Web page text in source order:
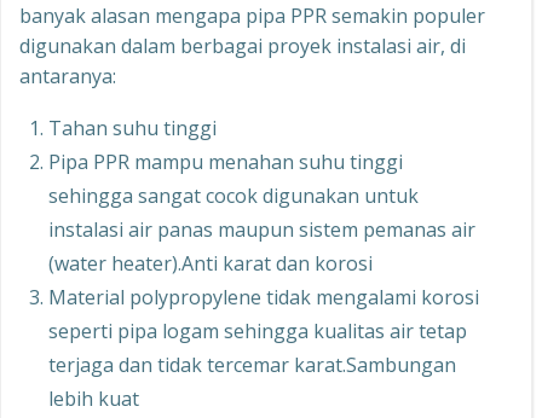
banyak alasan mengapa pipa PPR semakin populer
digunakan dalam berbagai proyek instalasi air, di
antaranya:
Tahan suhu tinggi
Pipa PPR mampu menahan suhu tinggi
sehingga sangat cocok digunakan untuk
instalasi air panas maupun sistem pemanas air
(water heater).Anti karat dan korosi
Material polypropylene tidak mengalami korosi
seperti pipa logam sehingga kualitas air tetap
terjaga dan tidak tercemar karat.Sambungan
lebih kuat